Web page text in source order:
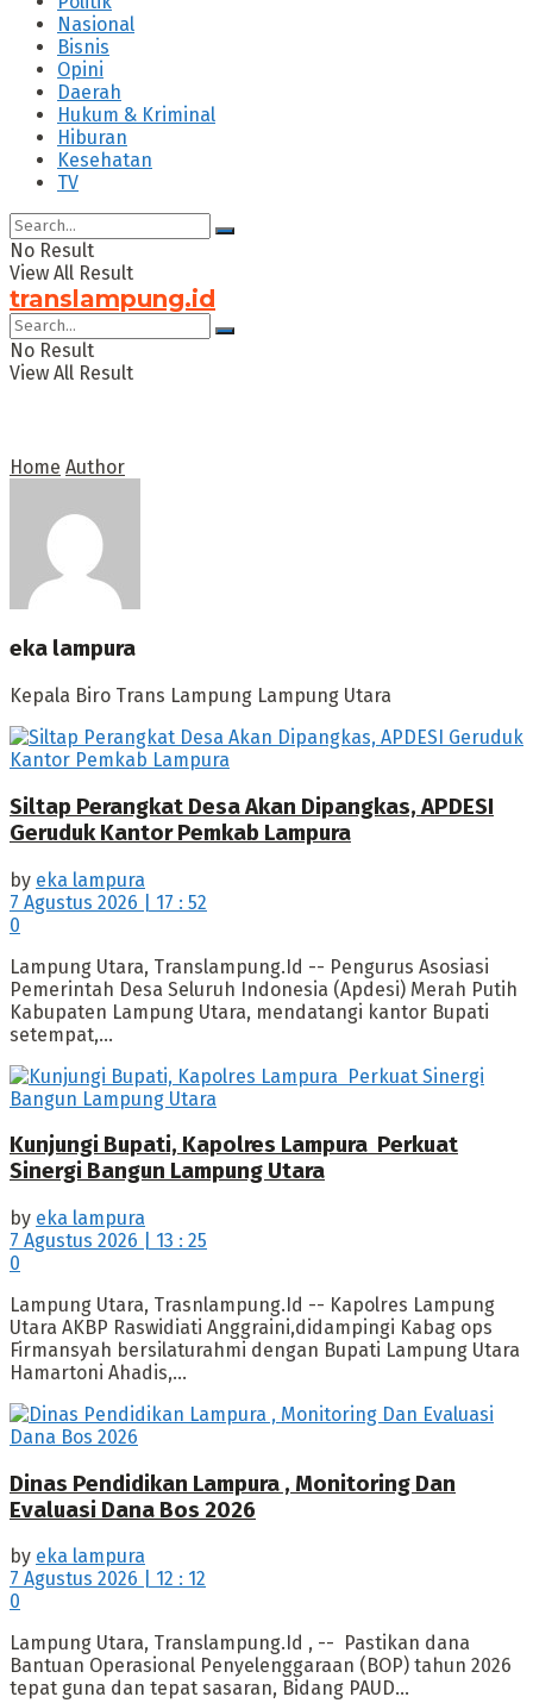
Nasional
Bisnis
Opini
Daerah
Hukum & Kriminal
Hiburan
Kesehatan
TV
No Result
View All Result
translampung.id
No Result
View All Result
Home Author
eka lampura
Kepala Biro Trans Lampung Lampung Utara
Siltap Perangkat Desa Akan Dipangkas, APDESI
Geruduk Kantor Pemkab Lampura
by eka lampura
7 Agustus 2026 | 17 : 52
0
Lampung Utara, Translampung.Id -- Pengurus Asosiasi
Pemerintah Desa Seluruh Indonesia (Apdesi) Merah Putih
Kabupaten Lampung Utara, mendatangi kantor Bupati
setempat,...
Kunjungi Bupati, Kapolres Lampura Perkuat
Sinergi Bangun Lampung Utara
by eka lampura
7 Agustus 2026 | 13 : 25
0
Lampung Utara, Trasnlampung.Id -- Kapolres Lampung
Utara AKBP Raswidiati Anggraini,didampingi Kabag ops
Firmansyah bersilaturahmi dengan Bupati Lampung Utara
Hamartoni Ahadis,...
Dinas Pendidikan Lampura , Monitoring Dan
Evaluasi Dana Bos 2026
by eka lampura
7 Agustus 2026 | 12 : 12
0
Lampung Utara, Translampung.Id , -- Pastikan dana
Bantuan Operasional Penyelenggaraan (BOP) tahun 2026
tepat guna dan tepat sasaran, Bidang PAUD...